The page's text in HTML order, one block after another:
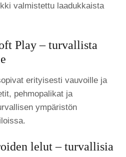
valmistettu laadukkaista
Play – turvallista
erityisesti vauvoille ja
pehmopalikat ja
ympäristön
lelut – turvallisia